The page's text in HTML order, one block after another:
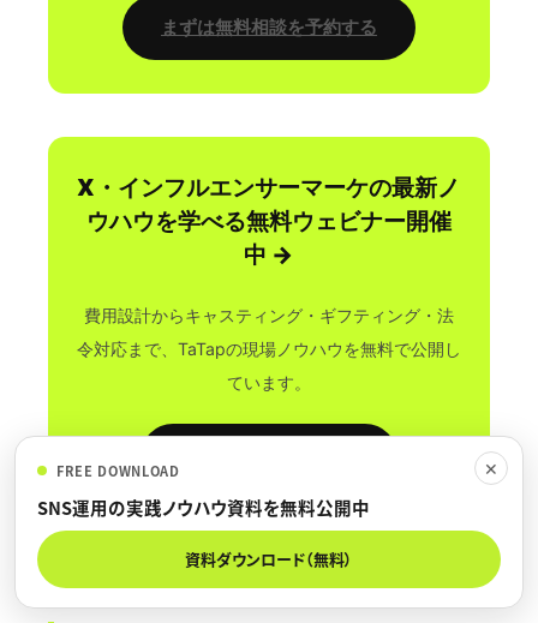
まずは無料相談を予約する
X・インフルエンサーマーケの最新ノ
ウハウを学べる無料ウェビナー開催
中 →
費用設計からキャスティング・ギフティング・法
令対応まで、TaTapの現場ノウハウを無料で公開し
ています。
✕
FREE DOWNLOAD
SNS運用の実践ノウハウ資料を無料公開中
資料ダウンロード（無料）